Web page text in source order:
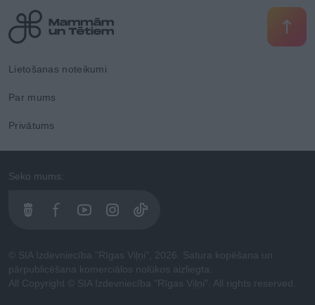
Lietošanas noteikumi
Par mums
Privātums
Seko mums:
© SIA Izdevniecība "Rīgas Viļņi", 2026. Satura kopēšana un
pārpublicēšana komerciālos nolūkos aizliegta.
All Copyright © SIA Izdevniecība "Rīgas Viļņi". All rights reserved.